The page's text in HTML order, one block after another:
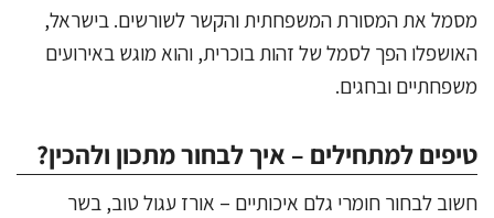
מסמל את המסורת המשפחתית והקשר לשורשים. בישראל,
האושפלו הפך לסמל של זהות בוכרית, והוא מוגש באירועים
משפחתיים ובחגים.
טיפים למתחילים – איך לבחור מתכון ולהכין?
חשוב לבחור חומרי גלם איכותיים – אורז עגול טוב, בשר